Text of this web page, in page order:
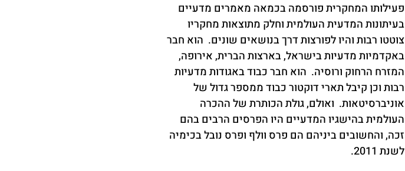
פעילותו המחקרית פורסמה בכמאה מאמרים מדעיים
בעיתונות המדעית העולמית וחלק מתוצאות מחקריו
צוטטו רבות והיו לפורצות דרך בנושאים שונים.  הוא חבר
באקדמיות מדעיות בישראל, בארצות הברית, אירופה,
המזרח הרחוק ורוסיה.  הוא חבר כבוד באגודות מדעיות
רבות וכן קיבל תארי דוקטור כבוד ממספר גדול של
אוניברסיטאות.  ואולם, גולת הכותרת של ההכרה
העולמית בהישגיו המדעיים היו הפרסים הרבים בהם
זכה, והחשובים ביניהם הם פרס וולף ופרס נובל בכימיה
לשנת 2011.